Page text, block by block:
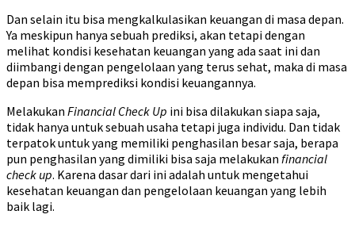
Dan selain itu bisa mengkalkulasikan keuangan di masa depan.
Ya meskipun hanya sebuah prediksi, akan tetapi dengan
melihat kondisi kesehatan keuangan yang ada saat ini dan
diimbangi dengan pengelolaan yang terus sehat, maka di masa
depan bisa memprediksi kondisi keuangannya.
Melakukan Financial Check Up ini bisa dilakukan siapa saja,
tidak hanya untuk sebuah usaha tetapi juga individu. Dan tidak
terpatok untuk yang memiliki penghasilan besar saja, berapa
pun penghasilan yang dimiliki bisa saja melakukan financial
check up. Karena dasar dari ini adalah untuk mengetahui
kesehatan keuangan dan pengelolaan keuangan yang lebih
baik lagi.